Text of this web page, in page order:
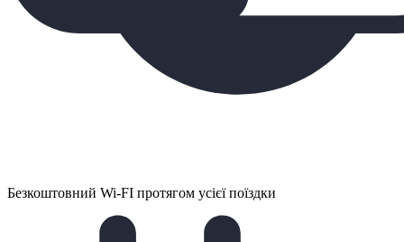
Безкоштовний Wi-FI протягом усієї поїздки